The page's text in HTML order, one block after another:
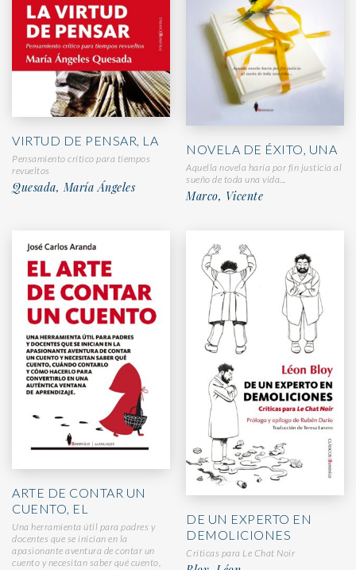
VIRTUD DE PENSAR, LA
Pensamiento crítico para tiempos
revueltos
Quesada, María Ángeles
NOVELA DE ÉXITO, UNA
Aquella novela haría por fin justicia al
sueño de toda una vida...
Marco, Vicente
ARTE DE CONTAR UN
CUENTO, EL
Una herramienta útil para padres y
docentes que se inician en la
apasionante aventura de contar un
cuento y necesitan saber qué cuento,
DE UN EXPERTO EN
DEMOLICIONES
Críticas para Le Chat Noir